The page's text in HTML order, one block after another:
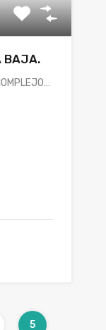
BAJA.
5